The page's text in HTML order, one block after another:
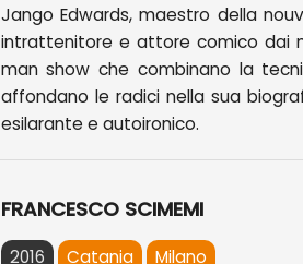
Jango Edwards, maestro della
intrattenitore e attore comico dai
man show che combinano la
affondano le radici nella sua
esilarante e autoironico.
FRANCESCO SCIMEMI
2016 Catania Milano